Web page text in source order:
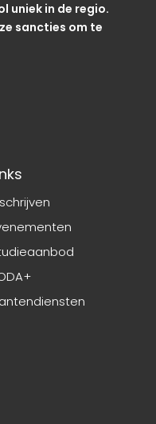
uniek in de regio.
sancties om te